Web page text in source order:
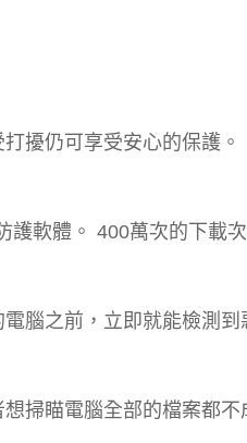
擾仍可享受安心的保護。
軟體。 400萬次的下載次
腦之前，立即就能檢測到
掃瞄電腦全部的檔案都不